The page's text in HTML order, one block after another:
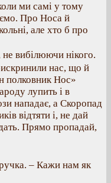
ми самі у тому
Про Носа й
але хто б про
не вибілюючи нікого.
нас, що й
полковник Нос»
лупить і в
нападає, а Скоропад
відтяти і, не дай
Прямо пропадай,
– Кажи нам як